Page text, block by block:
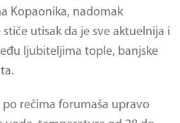
Kopaonika, nadomak
utisak da je sve aktuelnija i
ljubiteljima tople, banjske
rečima forumaša upravo